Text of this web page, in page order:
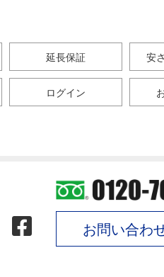
延長保証 安
ログイン
お問い合わ